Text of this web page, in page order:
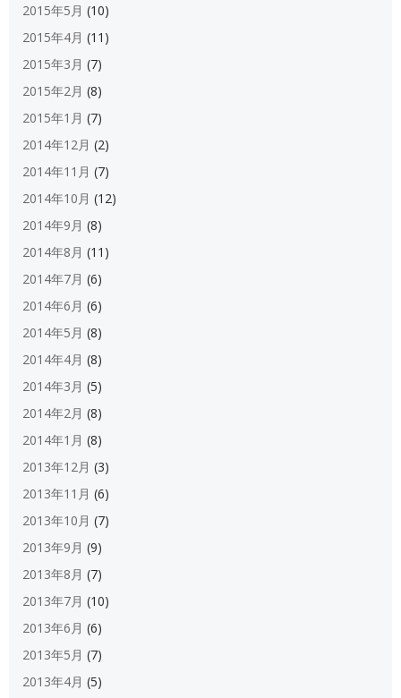
2015年5月 (10)
2015年4月 (11)
2015年3月 (7)
2015年2月 (8)
2015年1月 (7)
2014年12月 (2)
2014年11月 (7)
2014年10月 (12)
2014年9月 (8)
2014年8月 (11)
2014年7月 (6)
2014年6月 (6)
2014年5月 (8)
2014年4月 (8)
2014年3月 (5)
2014年2月 (8)
2014年1月 (8)
2013年12月 (3)
2013年11月 (6)
2013年10月 (7)
2013年9月 (9)
2013年8月 (7)
2013年7月 (10)
2013年6月 (6)
2013年5月 (7)
2013年4月 (5)